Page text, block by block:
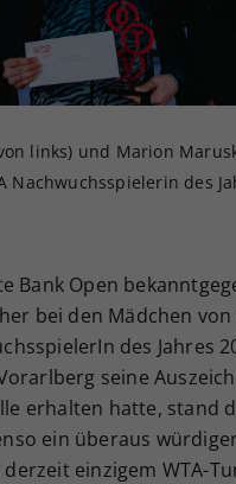
links) und Marion
Nachwuchsspielerin des
Bank Open
bei den Mädchen von
des Jahres
seine
erhalten hatte, stand
ein überaus
einzigem WTA-
Ihrer
Webseiten-